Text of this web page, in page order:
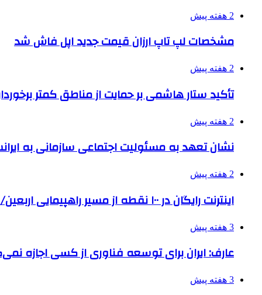
2 هفته پیش
مشخصات لپ تاپ ارزان قیمت جدید اپل فاش شد
2 هفته پیش
تأکید ستار هاشمی بر حمایت از مناطق کمتر
2 هفته پیش
نشان تعهد به مسئولیت اجتماعی سازمانی به
2 هفته پیش
اینترنت رایگان در ۱۰۰ نقطه از مسیر راهپیمایی اربعین/ تامین ارز زائران
3 هفته پیش
عارف: ایران برای توسعه فناوری از کسی اجازه
3 هفته پیش